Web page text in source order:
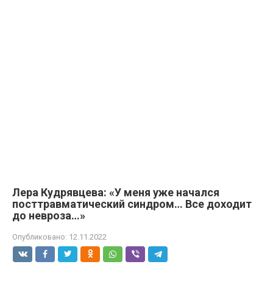
Лера Кудрявцева: «У меня уже начался
посттравматический синдром… Все доходит
до невроза…»
Опубликовано: 12.11.2022